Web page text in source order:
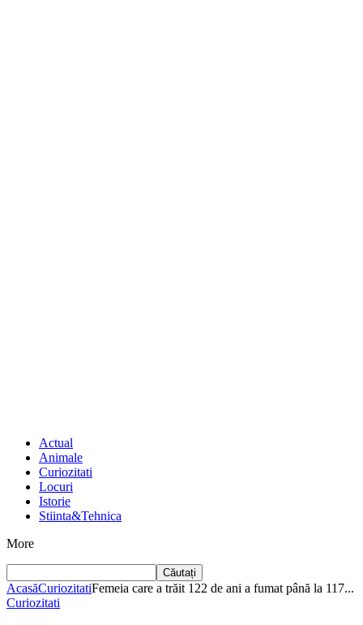
Actual
Animale
Curiozitati
Locuri
Istorie
Stiinta&Tehnica
More
Căutați
AcasăCuriozitatiFemeia care a trăit 122 de ani a fumat până la 117...
Curiozitati